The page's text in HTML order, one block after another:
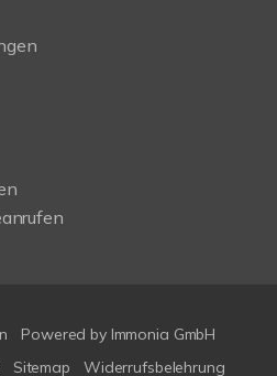
Powered by Immonia GmbH
Sitemap Widerrufsbelehrung